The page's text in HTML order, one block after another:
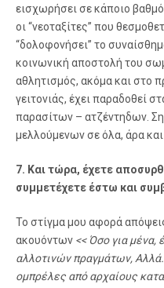
εισχωρήσει σε κάποιο
οι “νεοταξίτες” που
“δολοφονήσει” το
κοινωνική αποστολή του
αθλητισμός, ακόμα και στο
γειτονιάς, έχει παραδοθεί
παρασίτων – ατζέντηδων.
μελλούμενων σε όλα, άρα
7. Και τώρα, έχετε
συμμετέχετε έστω και
Το στίγμα μου αφορά
ακουόντων << Όσο για μένα,
αλλοτινών πραγμάτων,
ομπρέλες από αρχαίους